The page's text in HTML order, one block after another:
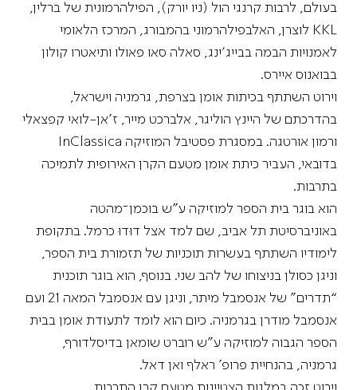
בעולם, לרבות קרנגי הול (ניו יורק), הפילהרמונית של ברלין,
KKL לוצרן, האלבפילהרמוני בהמבורג, המרכז הלאומי
לאמנויות הבמה בבייג׳ינג, סאלה סאו פאולו ותיאטרו קולון
בבואנוס איירס.
וירוט השתתף בכיתות אומן בצרפת, גרמניה וישראל,
בהדרכתם של היינץ הוליגר, אלברכט מייר, ז’אן-לואי קפצאלי
ורמון אורטגה. במסגרת פסטיבל המוזיקה InClassica
בדובאי, העביר כיתת אומן מטעם הקרן האירופית לתמיכה
בתרבות.
הוא בוגר בית הספר למוזיקה ע”ש בוכמן־מהטה
באוניברסיטת תל אביב, שם למד אצל דוּדוּ כרמל. בתקופת
לימודיו השתתף בעשרות תוכניות של תזמורת בית הספר,
וניגן כסולן בניצוחו של להב שני. בנוסף, הוא בוגר תוכנית
“תדרים” של אנסמבל מיתר, וניגן עם אנסמבל המאה 21 ועם
אנסמבל מודרן בגרמניה. כיום הוא לומד לתעודת אומן בבית
הספר הגבוה למוזיקה ע”ש רוברט שומאן בדיסלדורף,
גרמניה, בהנחיית פרופ’ ראלף ואן דאל.